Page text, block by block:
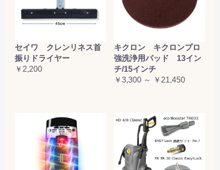
セイワ クレンリネス首
振りドライヤー
￥2,200
キクロン キクロンプロ
強洗浄用パッド 13イン
チ/15インチ
￥3,300 ～ ￥21,450